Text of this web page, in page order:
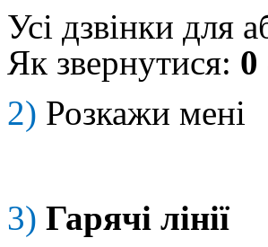
Усі дзвінки для
Як звернутися: 0
2) Розкажи мені
3) Гарячі лінії